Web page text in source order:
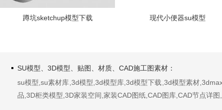
蹲坑sketchup模型下载 现代小便器su模型
SU模型、3D模型、贴图、材质、CAD施工图素材：
su模型,su素材库,3d模型,3d模型库,3d模型下载,3d模型素材
品,3D柜类模型,3D家装空间,家装CAD图纸,CAD图库,CAD节点详